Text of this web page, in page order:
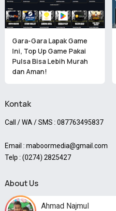
Gara-Gara Lapak Game
Ini, Top Up Game Pakai
Pulsa Bisa Lebih Murah
dan Aman!
Kontak
Call / WA / SMS : 087763495837
Email : maboormedia@gmail.com
Telp : (0274) 2825427
About Us
Ahmad Najmul